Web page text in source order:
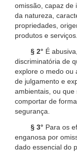
omissão, capaz de
da natureza,
propriedades,
produtos e serviços.
§ 2° É
discriminatória de
explore o medo ou
de julgamento e
ambientais, ou
comportar de
segurança.
§ 3° Para os
enganosa por
dado essencial do